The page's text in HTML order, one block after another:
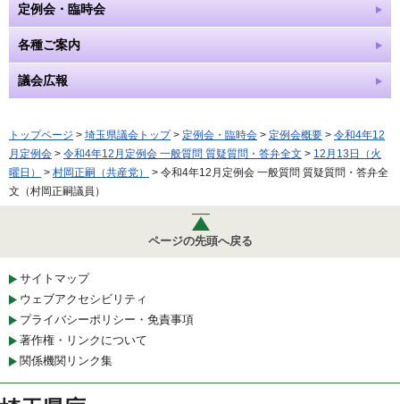
定例会・臨時会
各種ご案内
議会広報
トップページ > 埼玉県議会トップ> 定例会・臨時会 > 定例会概要 > 令和4年12
月定例会 > 令和4年12月定例会 一般質問 質疑質問・答弁全文 > 12月13日（火
曜日）
> 村岡正嗣（共産党）
> 令和4年12月定例会 一般質問 質疑質問・答弁全
文（村岡正嗣議員）
ページの先頭へ戻る
サイトマップ
ウェブアクセシビリティ
プライバシーポリシー・免責事項
著作権・リンクについて
関係機関リンク集